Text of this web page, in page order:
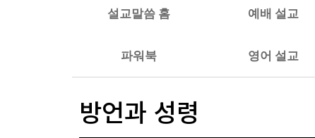
설교말씀 홈 예배 설교
파워북 영어 설교
방언과 성령